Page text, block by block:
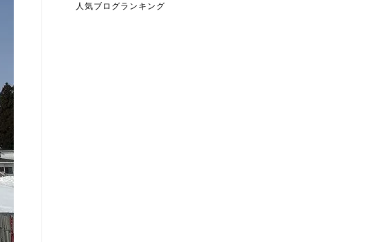
人気ブログランキング